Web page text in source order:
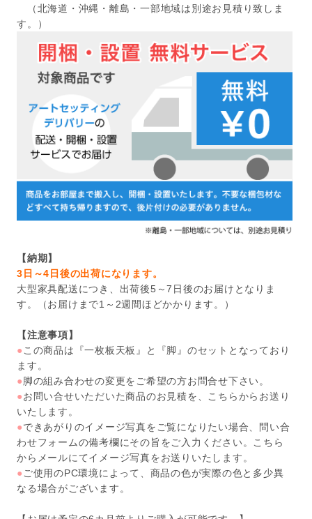
（北海道・沖縄・離島・一部地域は別途お見積り致しま
す。）
【納期】
3日～4日後の出荷になります。
大型家具配送につき、出荷後5～7日後のお届けとなりま
す。（お届けまで1～2週間ほどかかります。）
【注意事項】
●この商品は『一枚板天板』と『脚』のセットとなっており
ます。
●脚の組み合わせの変更をご希望の方お問合せ下さい。
●お問い合せいただいた商品のお見積を、こちらからお送り
いたします。
●できあがりのイメージ写真をご覧になりたい場合、問い合
わせフォームの備考欄にその旨をご入力ください。こちら
からメールにてイメージ写真をお送りいたします。
●ご使用のPC環境によって、商品の色が実際の色と多少異
なる場合がございます。